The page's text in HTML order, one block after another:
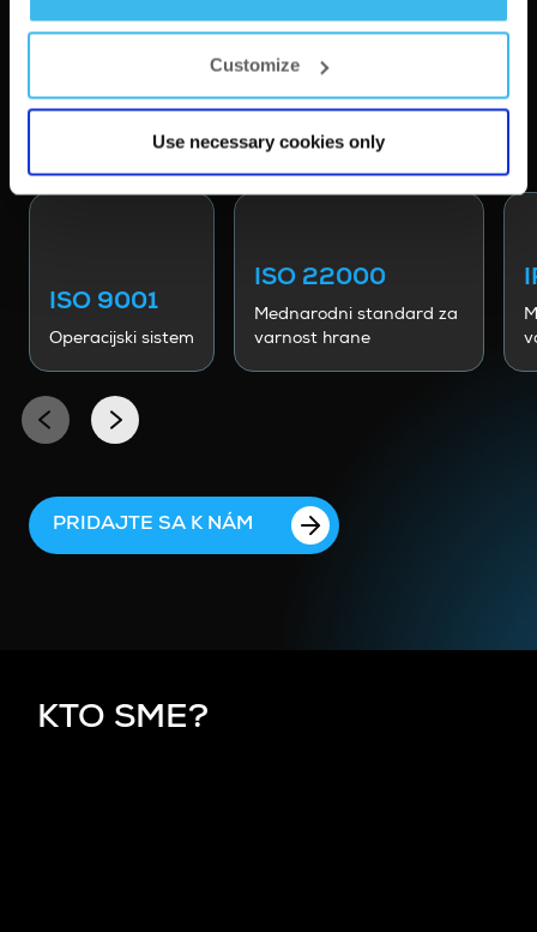
Customize
Use necessary cookies only
CERTIFIKÁTY
ISO 9001
Operacijski sistem
ISO 22000
Mednarodni standard za
varnost hrane
PRIDAJTE SA K NÁM
KTO SME?